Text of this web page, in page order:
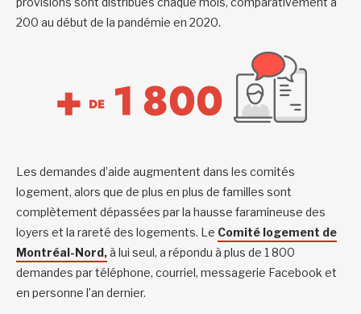
200 au début de la pandémie en 2020.
Les demandes d’aide augmentent dans les comités
logement, alors que de plus en plus de familles sont
complètement dépassées par la hausse faramineuse des
loyers et la rareté des logements. Le Comité logement de
Montréal-Nord,à lui seul, a répondu à plus de 1 800
demandes par téléphone, courriel, messagerie Facebook et
en personne l’an dernier.